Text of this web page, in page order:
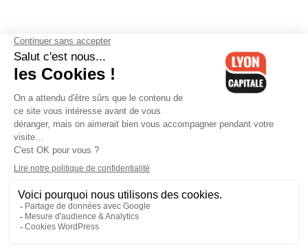
Contactez-nous-Mentions légales-CGV-Politique de
confidentialité-Gestion des cookies